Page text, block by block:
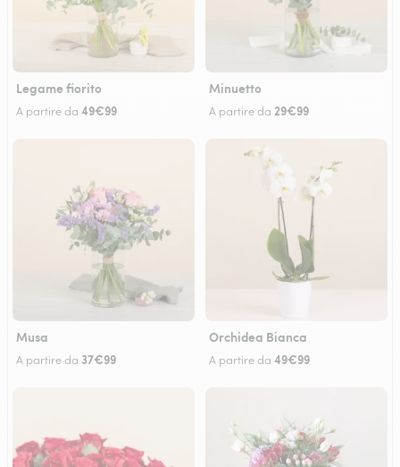
Legame fiorito
A partire da 49€99
Minuetto
A partire da 29€99
Musa
A partire da 37€99
Orchidea Bianca
A partire da 49€99